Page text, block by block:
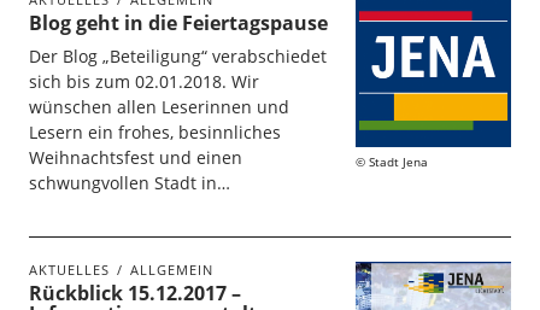
Stadt Jena
Blog geht in die Feiertagspause
Der Blog „Beteiligung“ verabschiedet
sich bis zum 02.01.2018. Wir
wünschen allen Leserinnen und
Lesern ein frohes, besinnliches
Weihnachtsfest und einen
schwungvollen Stadt in…
AKTUELLES ALLGEMEIN
Rückblick 15.12.2017 –